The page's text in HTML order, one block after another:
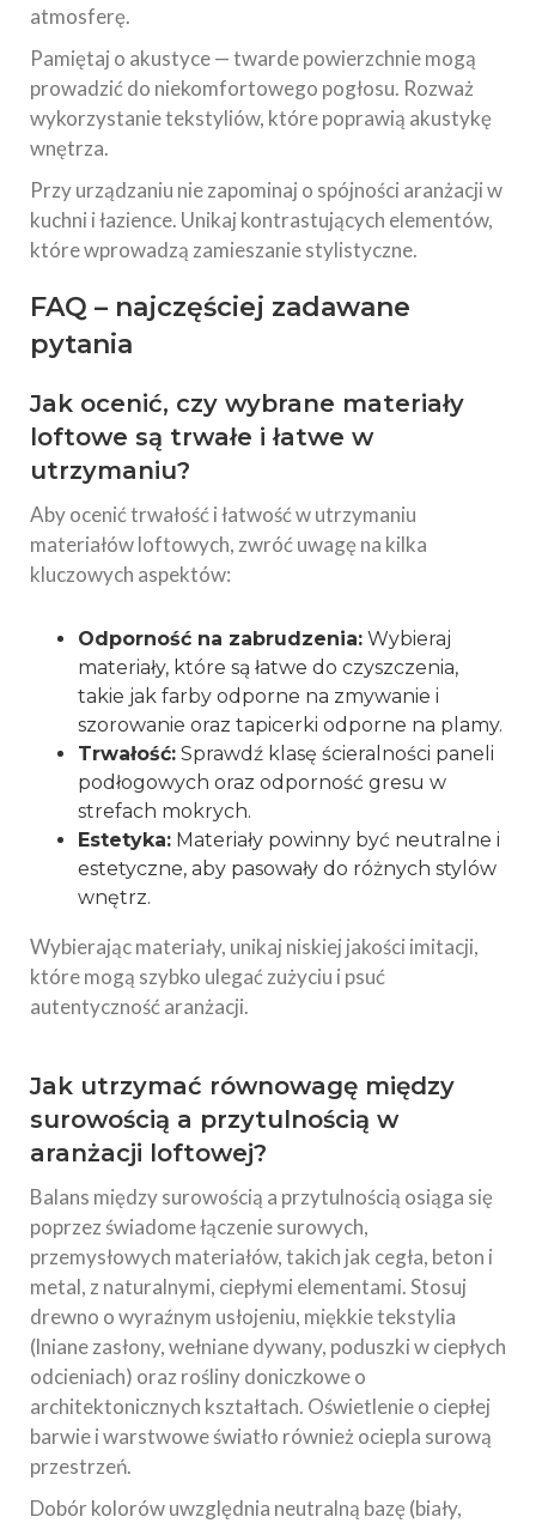
atmosferę.
Pamiętaj o akustyce — twarde powierzchnie mogą
prowadzić do niekomfortowego pogłosu. Rozważ
wykorzystanie tekstyliów, które poprawią akustykę
wnętrza.
Przy urządzaniu nie zapominaj o spójności aranżacji w
kuchni i łazience. Unikaj kontrastujących elementów,
które wprowadzą zamieszanie stylistyczne.
FAQ – najczęściej zadawane
pytania
Jak ocenić, czy wybrane materiały
loftowe są trwałe i łatwe w
utrzymaniu?
Aby ocenić trwałość i łatwość w utrzymaniu
materiałów loftowych, zwróć uwagę na kilka
kluczowych aspektów:
Odporność na zabrudzenia: Wybieraj
materiały, które są łatwe do czyszczenia,
takie jak farby odporne na zmywanie i
szorowanie oraz tapicerki odporne na plamy.
Trwałość: Sprawdź klasę ścieralności paneli
podłogowych oraz odporność gresu w
strefach mokrych.
Estetyka: Materiały powinny być neutralne i
estetyczne, aby pasowały do różnych stylów
wnętrz.
Wybierając materiały, unikaj niskiej jakości imitacji,
które mogą szybko ulegać zużyciu i psuć
autentyczność aranżacji.
Jak utrzymać równowagę między
surowością a przytulnością w
aranżacji loftowej?
Balans między surowością a przytulnością osiąga się
poprzez świadome łączenie surowych,
przemysłowych materiałów, takich jak cegła, beton i
metal, z naturalnymi, ciepłymi elementami. Stosuj
drewno o wyraźnym usłojeniu, miękkie tekstylia
(lniane zasłony, wełniane dywany, poduszki w ciepłych
odcieniach) oraz rośliny doniczkowe o
architektonicznych kształtach. Oświetlenie o ciepłej
barwie i warstwowe światło również ociepla surową
przestrzeń.
Dobór kolorów uwzględnia neutralną bazę (biały,